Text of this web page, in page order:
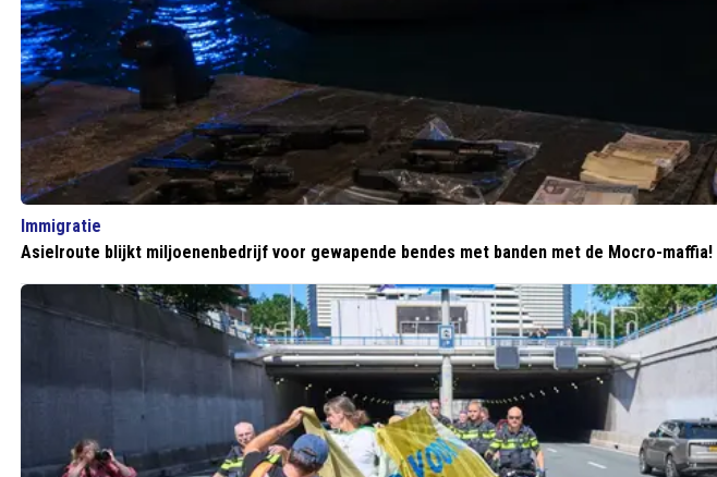
Immigratie
Asielroute blijkt miljoenenbedrijf voor gewapende bendes met banden met de Mocro-maffia!